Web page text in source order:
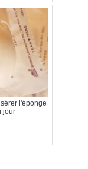
l'éponge
jour